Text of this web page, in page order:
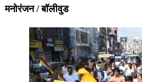
मनोरंजन / बॉलीवुड